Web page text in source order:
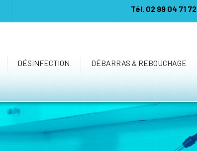
Tél. 02 99 04 71 72
DÉSINFECTION DÉBARRAS & REBOUCHAGE